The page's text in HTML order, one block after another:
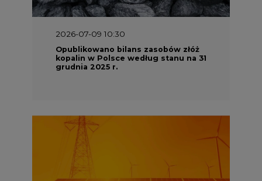
2026-07-09 10:30
Opublikowano bilans zasobów złóż
kopalin w Polsce według stanu na 31
grudnia 2025 r.